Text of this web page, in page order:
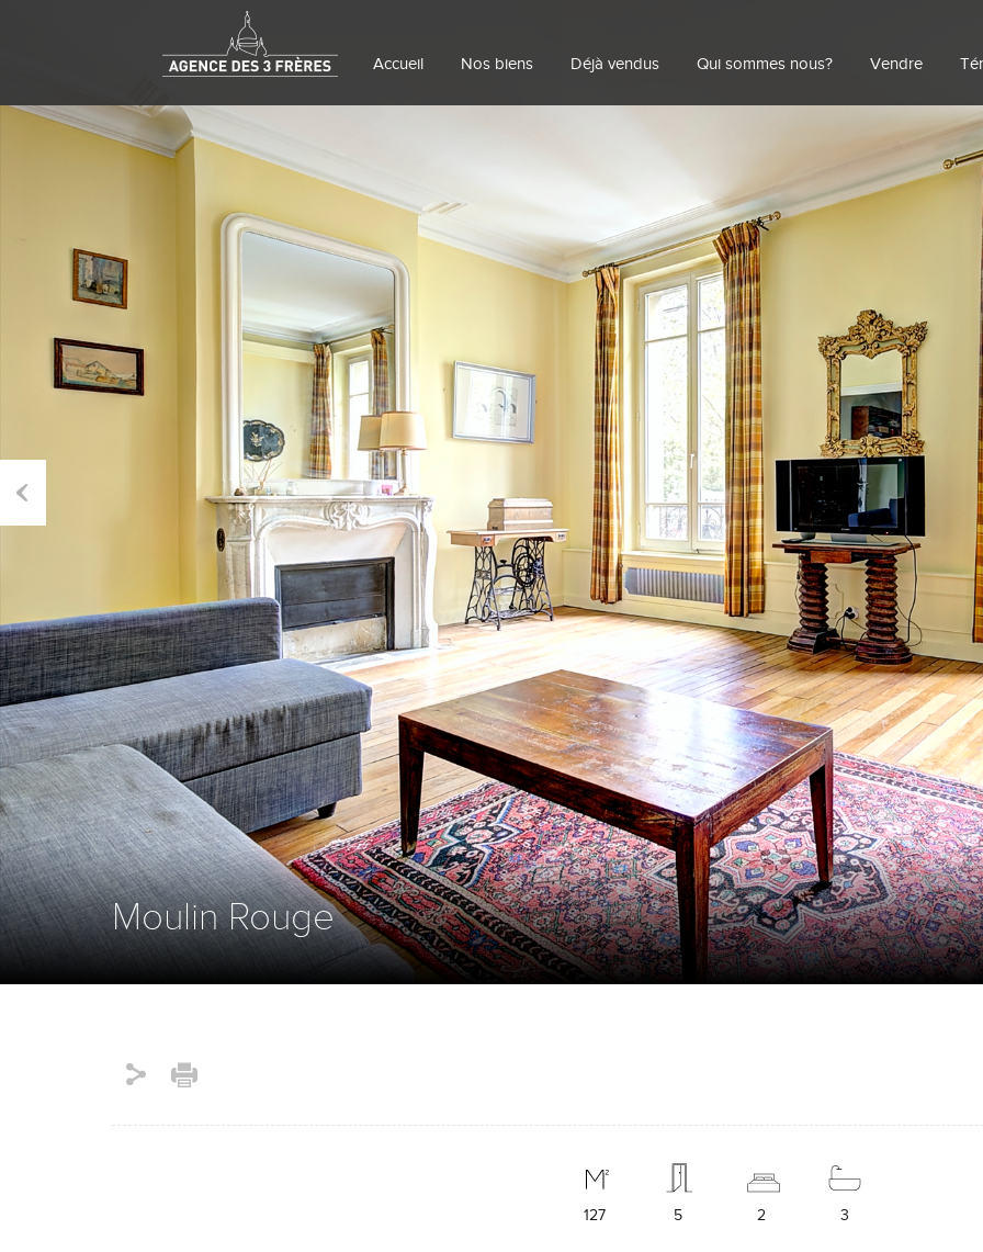
Accueil Nos biens Déjà vendus Qui sommes nous? Vendre
Moulin Rouge
127 5 2 3